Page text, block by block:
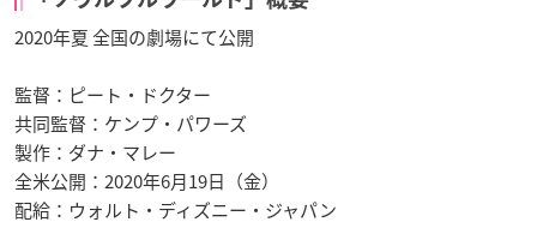
2020年夏 全国の劇場にて公開
監督：ピート・ドクター
共同監督：ケンプ・パワーズ
製作：ダナ・マレー
全米公開：2020年6月19日（金）
配給：ウォルト・ディズニー・ジャパン